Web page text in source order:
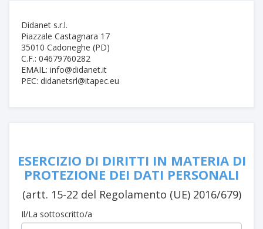
Didanet s.r.l.
Piazzale Castagnara 17
35010 Cadoneghe (PD)
C.F.: 04679760282
EMAIL: info@didanet.it
PEC: didanetsrl@itapec.eu
ESERCIZIO DI DIRITTI IN MATERIA DI
PROTEZIONE DEI DATI PERSONALI
(artt. 15-22 del Regolamento (UE) 2016/679)
Il/La sottoscritto/a